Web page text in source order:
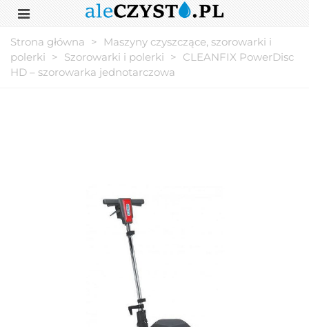
Strona główna >
Maszyny czyszczące, szorowarki i
polerki > Szorowarki i polerki > CLEANFIX PowerDisc
HD – szorowarka jednotarczowa